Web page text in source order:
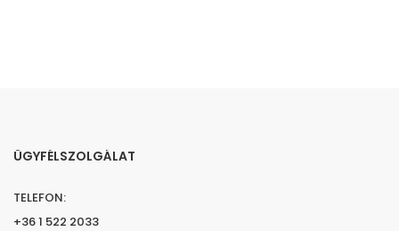
ÜGYFÉLSZOLGÁLAT
TELEFON:
+36 1 522 2033